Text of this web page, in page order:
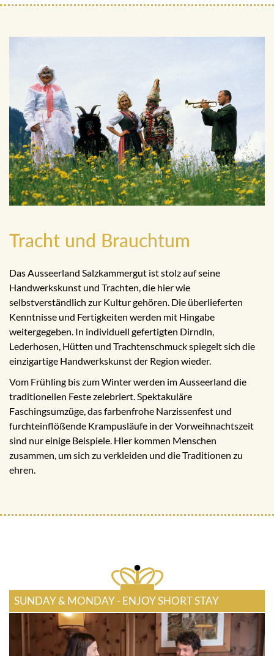
Tracht und Brauchtum
Das Ausseerland Salzkammergut ist stolz auf seine
Handwerkskunst und Trachten, die hier wie
selbstverständlich zur Kultur gehören. Die überlieferten
Kenntnisse und Fertigkeiten werden mit Hingabe
weitergegeben. In individuell gefertigten Dirndln,
Lederhosen, Hütten und Trachtenschmuck spiegelt sich die
einzigartige Handwerkskunst der Region wieder.
Vom Frühling bis zum Winter werden im Ausseerland die
traditionellen Feste zelebriert. Spektakuläre
Faschingsumzüge, das farbenfrohe Narzissenfest und
furchteinflößende Krampusläufe in der Vorweihnachtszeit
sind nur einige Beispiele. Hier kommen Menschen
zusammen, um sich zu verkleiden und die Traditionen zu
ehren.
SUNDAY & MONDAY - ENJOY SHORT STAY